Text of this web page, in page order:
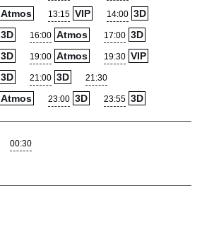
Atmos 13:15 VIP 14:00 3D
3D 16:00 Atmos 17:00 3D
3D 19:00 Atmos 19:30 VIP
3D 21:00 3D 21:30
Atmos 23:00 3D 23:55 3D
00:30